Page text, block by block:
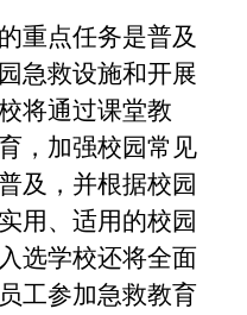
重点任务是普及
急救设施和开展
将通过课堂教
，加强校园常见
及，并根据校园
用、适用的校园
选学校还将全面
工参加急救教育